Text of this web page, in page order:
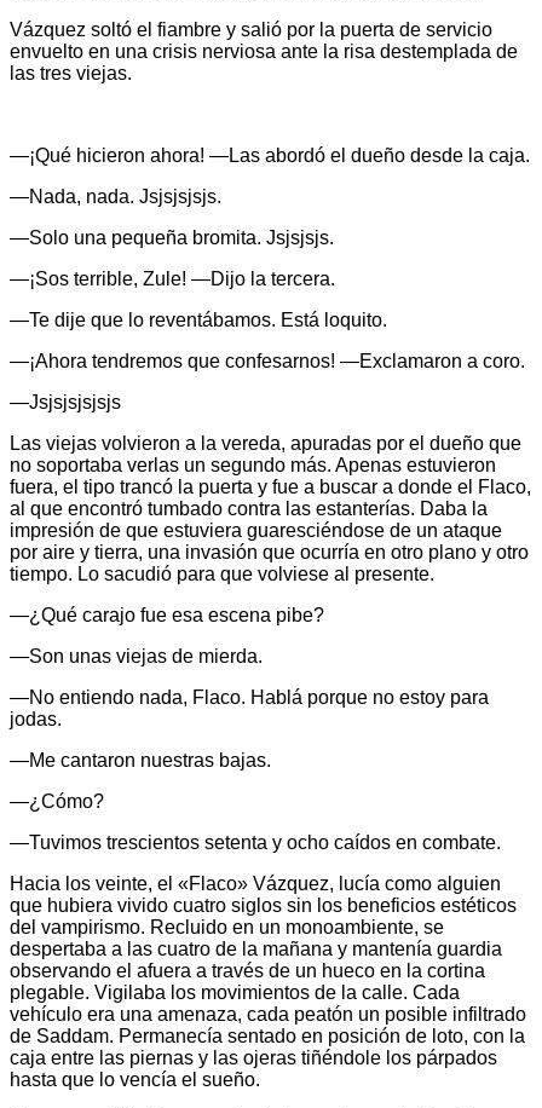
Vázquez soltó el fiambre y salió por la puerta de servicio
envuelto en una crisis nerviosa ante la risa destemplada de
las tres viejas.
—¡Qué hicieron ahora! —Las abordó el dueño desde la caja.
—Nada, nada. Jsjsjsjsjs.
—Solo una pequeña bromita. Jsjsjsjs.
—¡Sos terrible, Zule! —Dijo la tercera.
—Te dije que lo reventábamos. Está loquito.
—¡Ahora tendremos que confesarnos! —Exclamaron a coro.
—Jsjsjsjsjsjs
Las viejas volvieron a la vereda, apuradas por el dueño que
no soportaba verlas un segundo más. Apenas estuvieron
fuera, el tipo trancó la puerta y fue a buscar a donde el Flaco,
al que encontró tumbado contra las estanterías. Daba la
impresión de que estuviera guaresciéndose de un ataque
por aire y tierra, una invasión que ocurría en otro plano y otro
tiempo. Lo sacudió para que volviese al presente.
—¿Qué carajo fue esa escena pibe?
—Son unas viejas de mierda.
—No entiendo nada, Flaco. Hablá porque no estoy para
jodas.
—Me cantaron nuestras bajas.
—¿Cómo?
—Tuvimos trescientos setenta y ocho caídos en combate.
Hacia los veinte, el «Flaco» Vázquez, lucía como alguien
que hubiera vivido cuatro siglos sin los beneficios estéticos
del vampirismo. Recluido en un monoambiente, se
despertaba a las cuatro de la mañana y mantenía guardia
observando el afuera a través de un hueco en la cortina
plegable. Vigilaba los movimientos de la calle. Cada
vehículo era una amenaza, cada peatón un posible infiltrado
de Saddam. Permanecía sentado en posición de loto, con la
caja entre las piernas y las ojeras tiñéndole los párpados
hasta que lo vencía el sueño.